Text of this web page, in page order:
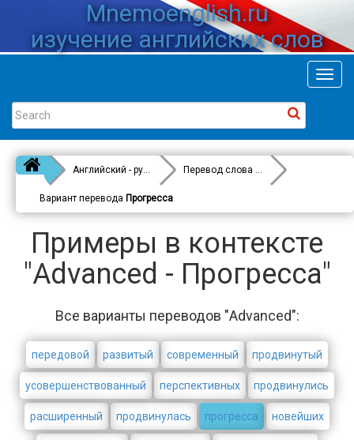
Mnemoenglish.ru
изучение английских слов
Английский - русский Перевод слова
Advanced
Вариант перевода Прогресса
Примеры в контексте
"Advanced - Прогресса"
Все варианты переводов "Advanced":
передовой развитый современный продвинутый
усовершенствованный перспективных продвинулись
расширенный продвинулась прогресса новейших